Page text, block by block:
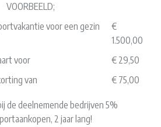
VOORBEELD;
voor een gezin
€
1.500,00
voor
€ 29,50
van
€ 75,00
de deelnemende bedrijven 5%
2 jaar lang!